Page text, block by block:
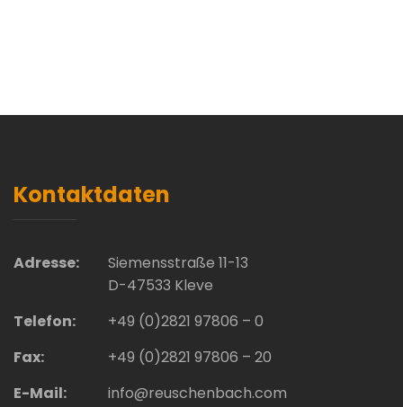
Kontaktdaten
Adresse:
Siemensstraße 11-13
D-47533 Kleve
Telefon:
+49 (0)2821 97806 – 0
Fax:
+49 (0)2821 97806 – 20
E-Mail:
info@reuschenbach.com